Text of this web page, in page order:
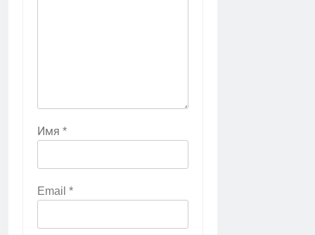
Имя *
Email *